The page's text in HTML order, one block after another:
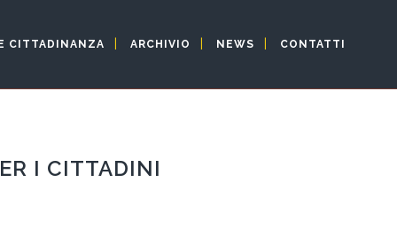
CITTADINANZA ARCHIVIO NEWS CONTATTI
I CITTADINI